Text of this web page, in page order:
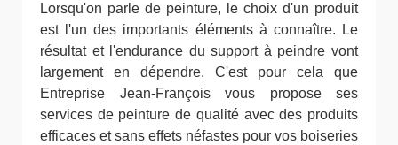
Lorsqu'on parle de peinture, le choix d'un produit
est l'un des importants éléments à connaître. Le
résultat et l'endurance du support à peindre vont
largement en dépendre. C'est pour cela que
Entreprise Jean-François vous propose ses
services de peinture de qualité avec des produits
efficaces et sans effets néfastes pour vos boiseries